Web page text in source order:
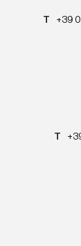
T +39
T